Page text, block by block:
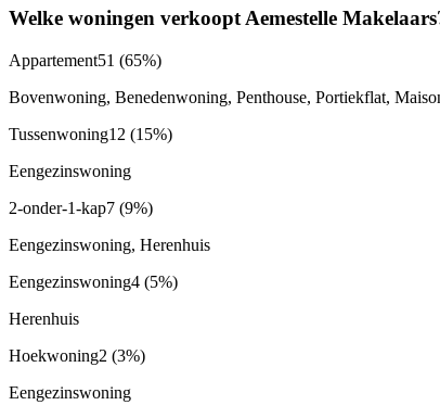
Welke woningen verkoopt Aemestelle
Appartement51 (65%)
Bovenwoning, Benedenwoning, Penthouse, Portiekflat,
Tussenwoning12 (15%)
Eengezinswoning
2-onder-1-kap7 (9%)
Eengezinswoning, Herenhuis
Eengezinswoning4 (5%)
Herenhuis
Hoekwoning2 (3%)
Eengezinswoning